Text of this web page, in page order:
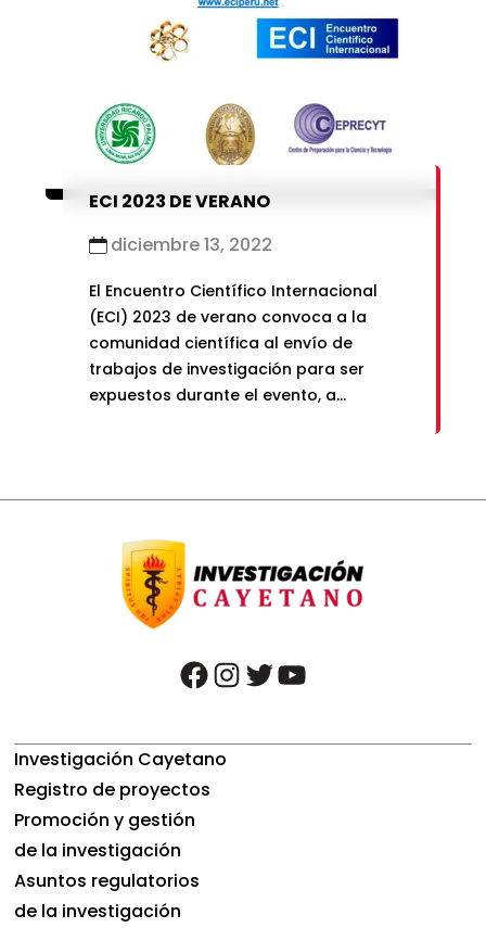
marzo 2021
febrero 2021
enero 2019
ECI 2023 DE VERANO
diciembre 13, 2022
El Encuentro Científico Internacional
(ECI) 2023 de verano convoca a la
comunidad científica al envío de
trabajos de investigación para ser
expuestos durante el evento, a
facebook instagram twitter youtube
Investigación Cayetano
Registro de proyectos
Promoción y gestión
de la investigación
Asuntos regulatorios
de la investigación